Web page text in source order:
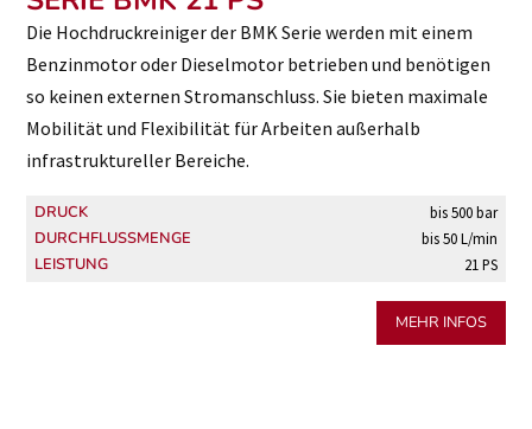
Die Hochdruckreiniger der BMK Serie werden mit einem
Benzinmotor oder Dieselmotor betrieben und benötigen
so keinen externen Stromanschluss. Sie bieten maximale
Mobilität und Flexibilität für Arbeiten außerhalb
infrastruktureller Bereiche.
DRUCK bis 500 bar
DURCHFLUSSMENGE bis 50 L/min
LEISTUNG 21 PS
MEHR INFOS